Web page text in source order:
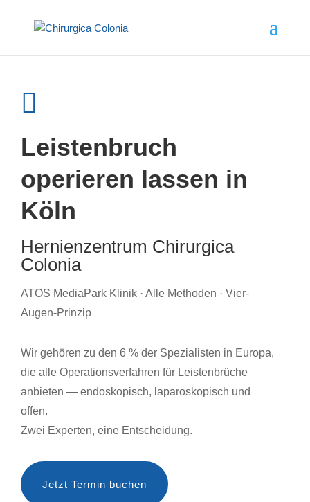

Leistenbruch
operieren lassen in
Köln
Hernienzentrum Chirurgica
Colonia
ATOS MediaPark Klinik · Alle Methoden · Vier-
Augen-Prinzip
Wir gehören zu den 6 % der Spezialisten in Europa,
die alle Operationsverfahren für Leistenbrüche
anbieten — endoskopisch, laparoskopisch und
offen.
Zwei Experten, eine Entscheidung.
Jetzt Termin buchen